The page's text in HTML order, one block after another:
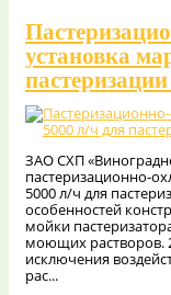
установка
ЗАО СХП
пастеризационно-
5000 л/ч для
особенностей
мойки
моющих растворов.
исключения
рас...